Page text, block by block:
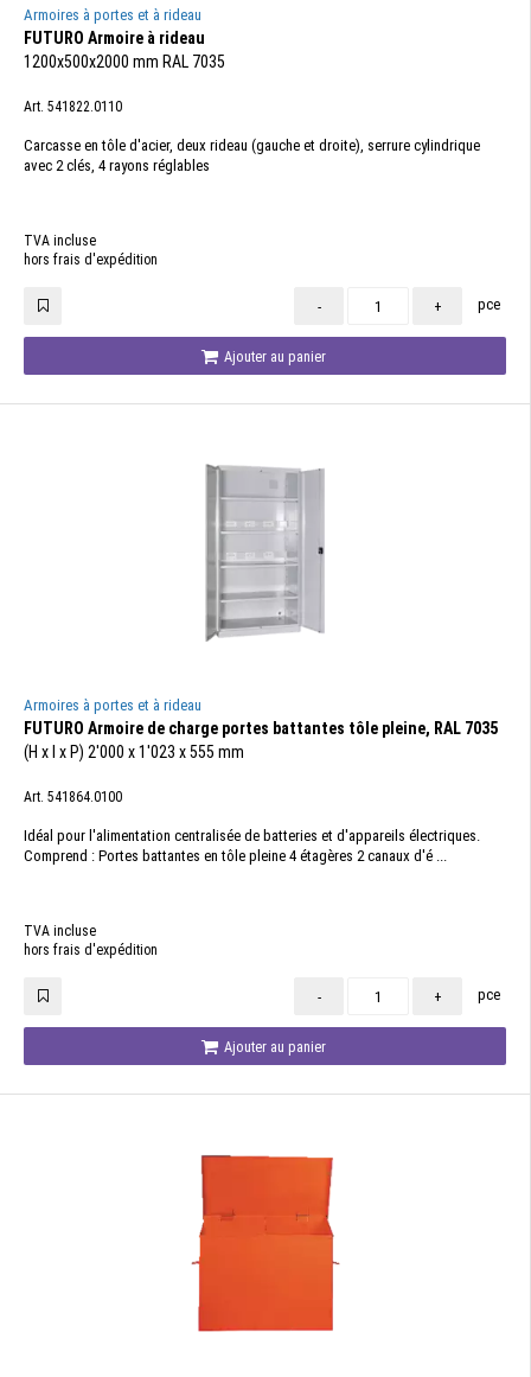
Armoires à portes et à rideau
FUTURO Armoire à rideau
1200x500x2000 mm RAL 7035
Art. 541822.0110
Carcasse en tôle d'acier, deux rideau (gauche et droite), serrure cylindrique
avec 2 clés, 4 rayons réglables
TVA incluse
hors frais d'expédition
- + pce
Ajouter au panier
Armoires à portes et à rideau
FUTURO Armoire de charge portes battantes tôle pleine, RAL 7035
(H x l x P) 2'000 x 1'023 x 555 mm
Art. 541864.0100
Idéal pour l'alimentation centralisée de batteries et d'appareils électriques.
Comprend : Portes battantes en tôle pleine 4 étagères 2 canaux d'é ...
TVA incluse
hors frais d'expédition
- + pce
Ajouter au panier